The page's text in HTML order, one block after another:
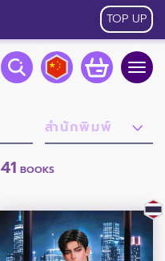
TOP UP
41 BOOKS